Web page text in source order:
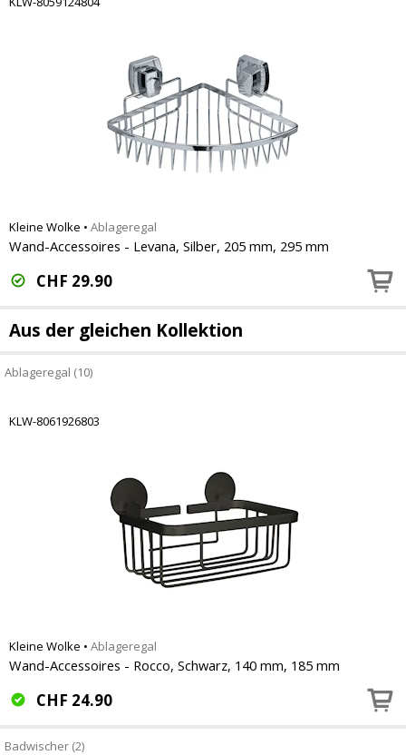
Kleine Wolke • Ablageregal
Wand-Accessoires - Levana, Silber, 205 mm, 295 mm
CHF 29.90
Aus der gleichen Kollektion
Ablageregal (10)
KLW-8061926803
Kleine Wolke • Ablageregal
Wand-Accessoires - Rocco, Schwarz, 140 mm, 185 mm
CHF 24.90
Badwischer (2)